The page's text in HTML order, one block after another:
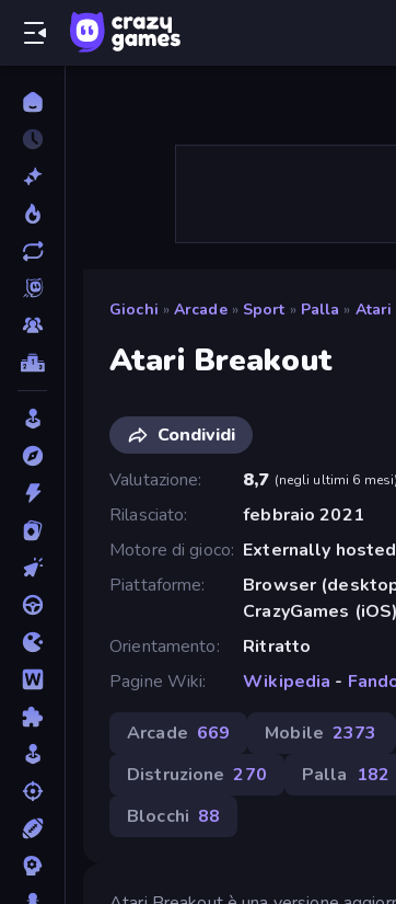
Giochi » Arcade » Sport » Palla » Atari
Atari Breakout
Condividi
Valutazione
8,7 (negli ultimi 6 mesi)
Rilasciato
febbraio 2021
Motore di gioco Externally
Piattaforme
Browser
CrazyGames (iOS)
Orientamento
Ritratto
Pagine Wiki
Wikipedia -
Arcade 669 Mobile 2373
Distruzione 270 Palla 182
Blocchi 88